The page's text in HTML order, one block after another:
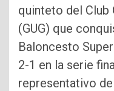
quinteto del Club
(GUG) que
Baloncesto
2-1 en la serie
representativo